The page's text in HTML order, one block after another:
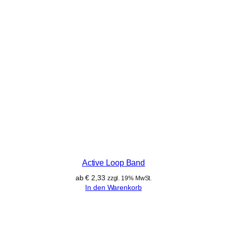
Active Loop Band
ab€ 2,33 zzgl. 19% MwSt.
In den Warenkorb